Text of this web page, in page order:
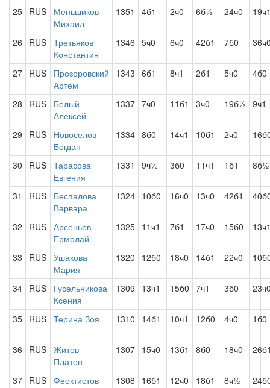
25 RUS
Меньшиков
Михаил
1351 4б1 2ч0 6б½ 24ч0
26 RUS Третьяков
Константин
1346 5ч0 6ч0 42б1 7б0
27 RUS
Прозоровский
Артём
1343 6б1 8ч1 2б1 5ч0 4б0
28 RUS
Белый
Алексей
1337 7ч0 11б1 3ч0 19б½ 9ч1
29 RUS
Новоселов
Богдан
1334 8б0 14ч1 10б1 2ч0
30 RUS Тарасова
Евгения
1331 9ч½ 3б0 11ч1 1б1 8б½
31 RUS
Беспалова
Варвара
1324 10б0 16ч0 13ч0 42б1
32 RUS Арсеньев
Ермолай
1325 11ч1 7б1 17ч0 15б0
33 RUS Ушакова
Мария
1320 12б0 18ч0 14б1 22ч0
34 RUS
Гусельникова
Ксения
1309 13ч1 15б0 7ч1 3б0
35 RUS Терина Зоя 1310 14б1 10ч1 12б0 4ч0 1б0
36 RUS Житов
Платон
1307 15ч0 13б1 8б0 18ч0
37 RUS Феоктистов
1308 16б1 12ч0 18б1 8ч½